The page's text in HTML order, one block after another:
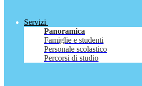
Servizi
Panoramica
Famiglie e studenti
Personale scolastico
Percorsi di studio